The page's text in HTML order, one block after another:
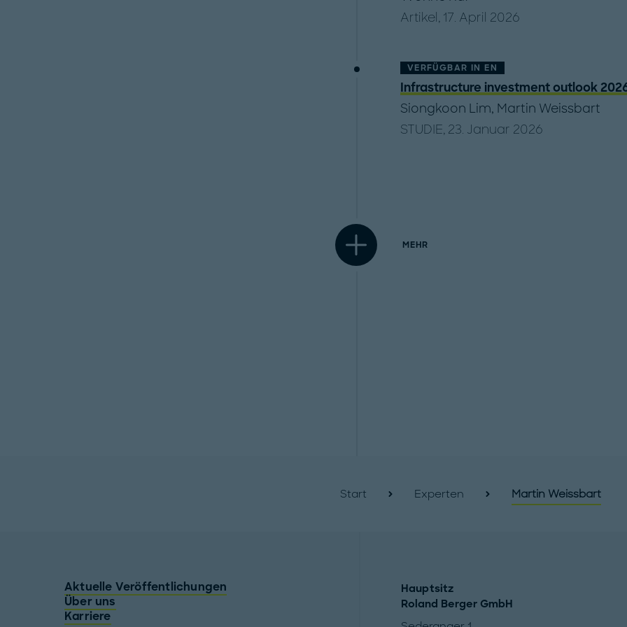
Artikel, 17. April 2026
VERFÜGBAR IN EN
Infrastructure investment outlook
Siongkoon Lim, Martin Weissbart
STUDIE, 23. Januar 2026
MEHR
Start Experten Martin Weissbart
Aktuelle Veröffentlichungen
Über uns
Karriere
Hauptsitz
Roland Berger GmbH